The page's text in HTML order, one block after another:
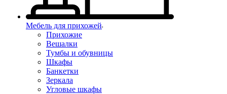
Мебель для прихожей
Прихожие
Вешалки
Тумбы и обувницы
Шкафы
Банкетки
Зеркала
Угловые шкафы